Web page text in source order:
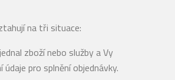
na tři situace:
zboží nebo služby a Vy
pro splnění objednávky.